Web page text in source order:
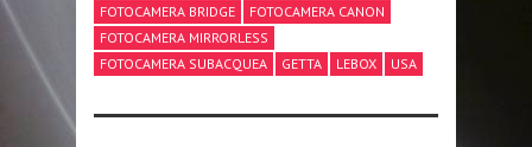
FOTOCAMERA BRIDGE
FOTOCAMERA CANON
FOTOCAMERA MIRRORLESS
FOTOCAMERA SUBACQUEA
GETTA LEBOX USA